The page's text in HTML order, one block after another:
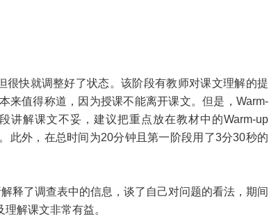
很快就调整好了状态。该阶段有教师对课文理解的提
来值得称道，因为授课不能离开课文。但是， Warm-
讲解课文不妥，建议把重点放在教材中的Warm-up
此外，在总时间为20分钟且第一阶段用了3分30秒的
解释了调查表中的信息，谈了自己对问题的看法，期间
解课文非常有益。